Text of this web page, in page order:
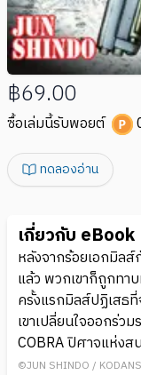
฿69.00
ซื้อเล่มนี้รับพอยต์
ทดลองอ่าน
เกี่ยวกับ eBook
หลังจากร้อยเอกมิล
แล้ว พวกเขาก็ถูกทา
ครั้งแรกมิลส์ปฏิเสธที่
เขาเปลี่ยนใจออกร่ว
COBRA ปิศาจแห่งส
©JUN SHINDO /